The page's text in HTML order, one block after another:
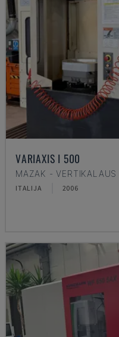
VARIAXIS I 500
MAZAK -
ITALIJA 2006